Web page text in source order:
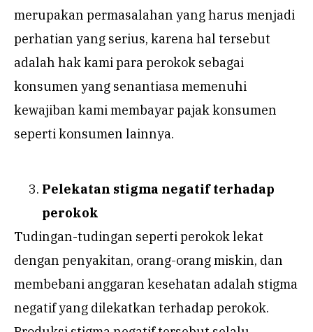
merupakan permasalahan yang harus menjadi
perhatian yang serius, karena hal tersebut
adalah hak kami para perokok sebagai
konsumen yang senantiasa memenuhi
kewajiban kami membayar pajak konsumen
seperti konsumen lainnya.
Pelekatan stigma negatif terhadap
perokok
Tudingan-tudingan seperti perokok lekat
dengan penyakitan, orang-orang miskin, dan
membebani anggaran kesehatan adalah stigma
negatif yang dilekatkan terhadap perokok.